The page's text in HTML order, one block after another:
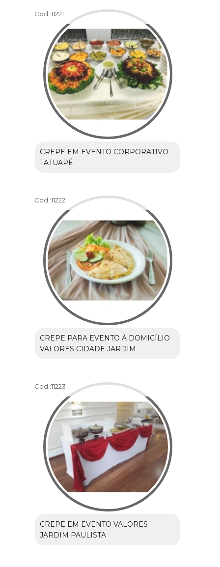
Cod.:11221
CREPE EM EVENTO CORPORATIVO
TATUAPÉ
Cod.:11222
CREPE PARA EVENTO À DOMICÍLIO
VALORES CIDADE JARDIM
Cod.:11223
CREPE EM EVENTO VALORES
JARDIM PAULISTA